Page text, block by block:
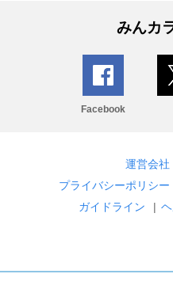
みんカ
Facebook
運営会社
プライバシーポリシー
ガイドライン
|